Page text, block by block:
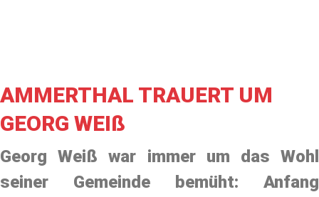
AMMERTHAL TRAUERT UM
GEORG WEIß
Georg Weiß war immer um das Wohl
seiner Gemeinde bemüht: Anfang